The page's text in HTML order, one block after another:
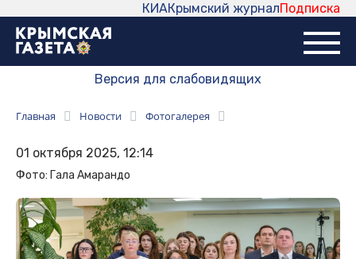
Подписка
Крымский журнал
КИА
Версия для слабовидящих
Главная Новости Фотогалерея
01 октября 2025, 12:14
Фото: Гала Амарандо